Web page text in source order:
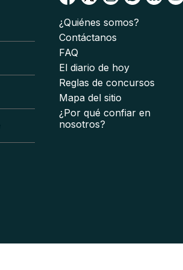
¿Quiénes somos?
Contáctanos
FAQ
El diario de hoy
Reglas de concursos
Mapa del sitio
¿Por qué confiar en
nosotros?